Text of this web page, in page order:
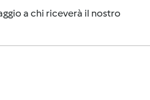
a chi riceverà il nostro